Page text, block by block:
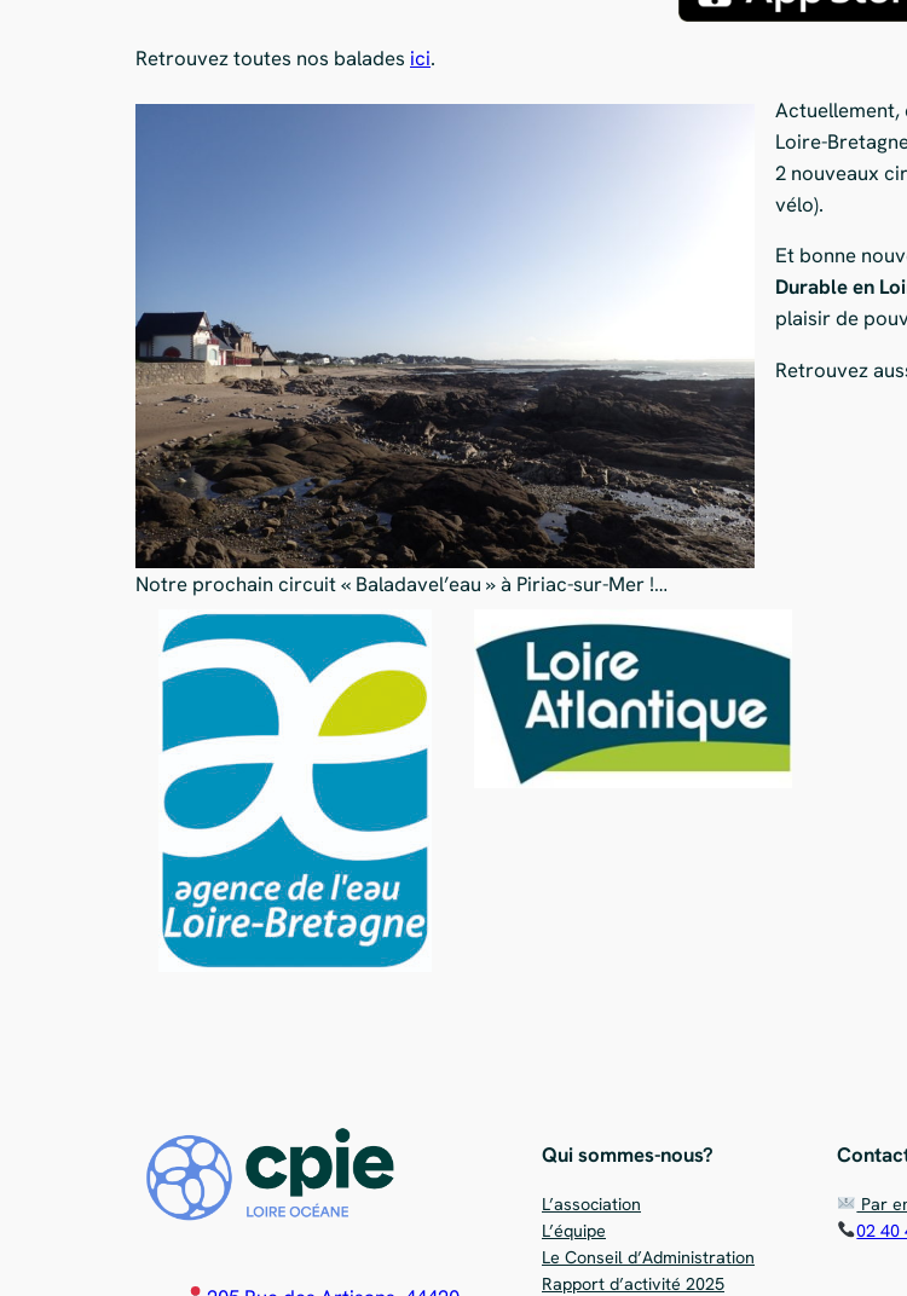
Retrouvez toutes nos balades ici.
Notre prochain circuit « Baladavel’eau » à Piriac-sur-Mer !…
Actuellement,
Loire-
2 nouveaux
vélo).
Et bonne
Durable en
plaisir de
Retrouvez
Qui sommes-nous?
L’association
L’équipe
Le Conseil d’Administration
Rapport d’activité 2025
Par
02 40